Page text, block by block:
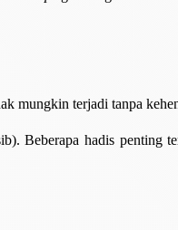
mungkin terjadi tanpa
Beberapa hadis penting